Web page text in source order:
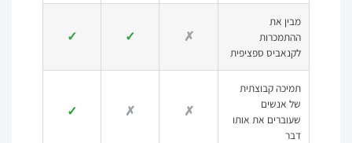
מבין את
ההתמכרות
לקנאביס ספציפית
✗
✓
✓
תמיכה קבוצתית
של אנשים
שעוברים את אותו
דבר
✗
✗
✓